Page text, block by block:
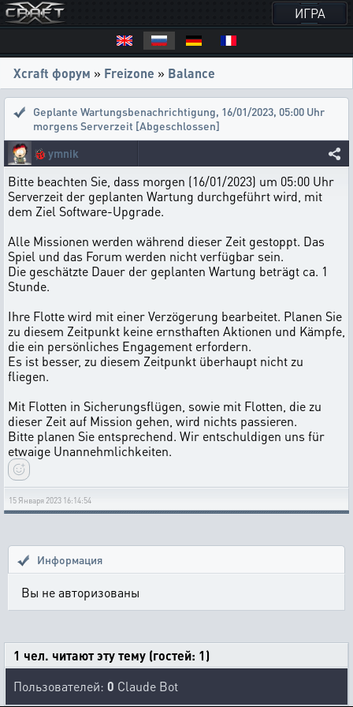
ИГРА
Xcraft форум » Freizone » Balance
Geplante Wartungsbenachrichtigung, 16/01/2023, 05:00 Uhr
morgens Serverzeit [Abgeschlossen]
🐞 ymnik
Bitte beachten Sie, dass morgen (16/01/2023) um 05:00 Uhr
Serverzeit der geplanten Wartung durchgeführt wird, mit
dem Ziel Software-Upgrade.
Alle Missionen werden während dieser Zeit gestoppt. Das
Spiel und das Forum werden nicht verfügbar sein.
Die geschätzte Dauer der geplanten Wartung beträgt ca. 1
Stunde.
Ihre Flotte wird mit einer Verzögerung bearbeitet. Planen Sie
zu diesem Zeitpunkt keine ernsthaften Aktionen und Kämpfe,
die ein persönliches Engagement erfordern.
Es ist besser, zu diesem Zeitpunkt überhaupt nicht zu
fliegen.
Mit Flotten in Sicherungsflügen, sowie mit Flotten, die zu
dieser Zeit auf Mission gehen, wird nichts passieren.
Bitte planen Sie entsprechend. Wir entschuldigen uns für
etwaige Unannehmlichkeiten.
15 Января 2023 16:14:54
Информация
Вы не авторизованы
1 чел. читают эту тему (гостей: 1)
Пользователей: 0 Claude Bot